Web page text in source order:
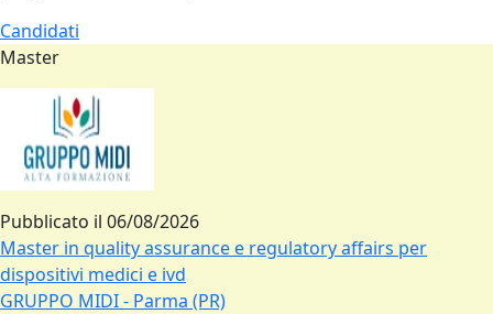
Candidati
Master
Pubblicato il 06/08/2026
Master in quality assurance e regulatory affairs per
dispositivi medici e ivd
GRUPPO MIDI - Parma (PR)